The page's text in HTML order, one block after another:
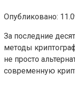
Опубликовано:
За последние
методы
не просто
современную